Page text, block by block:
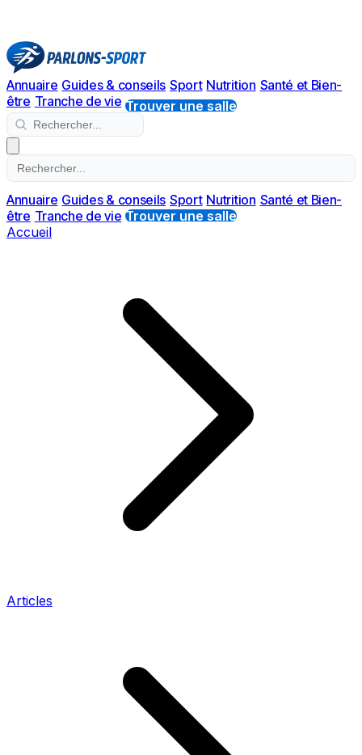
Annuaire Guides & conseils Sport Nutrition Santé et Bien-
être Tranche de vie Trouver une salle
Annuaire Guides & conseils Sport Nutrition Santé et Bien-
être Tranche de vie Trouver une salle
Accueil
Articles